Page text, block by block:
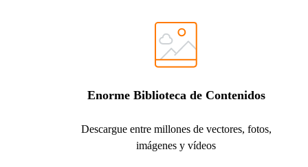
Enorme Biblioteca de Contenidos
Descargue entre millones de vectores, fotos,
imágenes y vídeos